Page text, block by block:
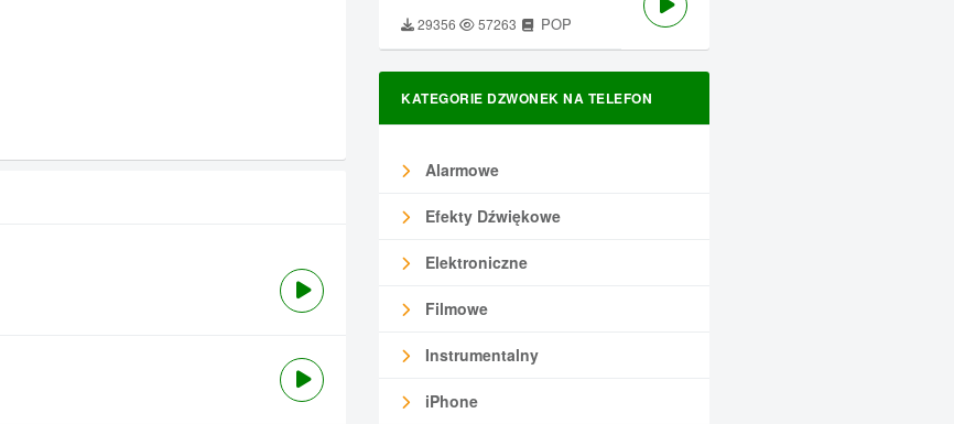
29356 57263 POP
KATEGORIE DZWONEK NA TELEFON
Alarmowe
Efekty Dźwiękowe
Elektroniczne
Filmowe
Instrumentalny
iPhone